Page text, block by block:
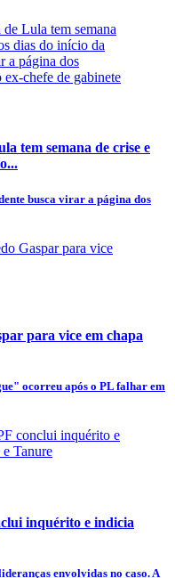
tem semana de crise e
busca virar a página dos
para vice em chapa
ocorreu após o PL falhar em
inquérito e indicia
envolvidas no caso. A